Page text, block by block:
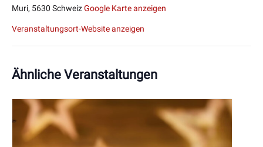
Muri, 5630 SchweizGoogle Karte anzeigen
Veranstaltungsort-Website anzeigen
Ähnliche Veranstaltungen